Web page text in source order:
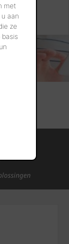
met
aan
ze